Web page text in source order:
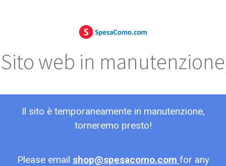
Sito web in manutenzione
Il sito è temporaneamente in manutenzione,
torneremo presto!
Please email shop@spesacomo.com for any